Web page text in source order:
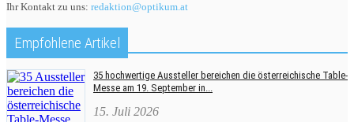
Ihr Kontakt zu uns: redaktion@optikum.at
Empfohlene Artikel
35 hochwertige Aussteller bereichen die österreichische Table-
Messe am 19. September in...
15. Juli 2026